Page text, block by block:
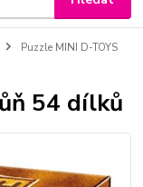
Puzzle MINI D-TOYS
54 dílků